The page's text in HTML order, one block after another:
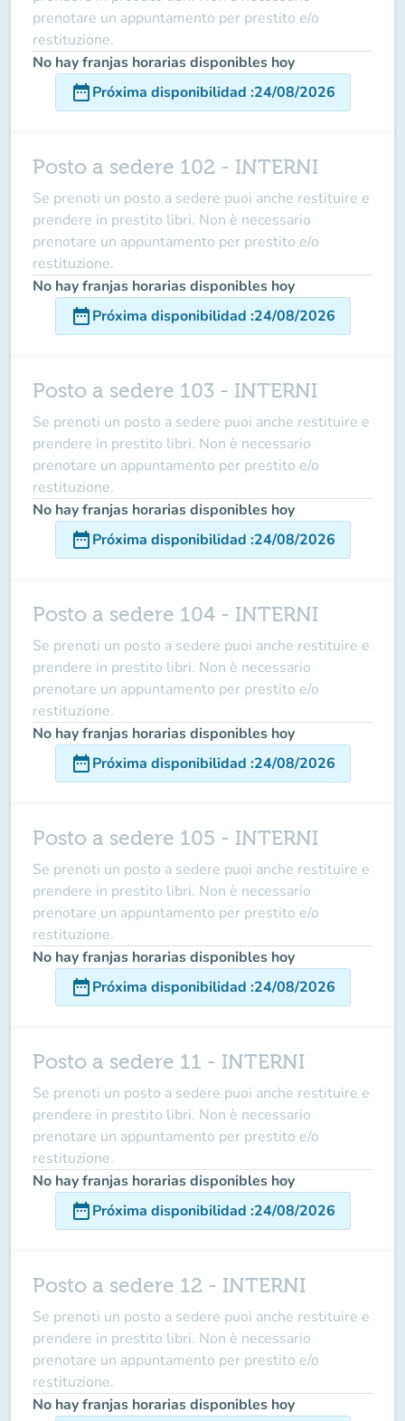
prenotare un appuntamento per prestito e/o
restituzione.
No hay franjas horarias disponibles hoy
date_rangePróxima disponibilidad :24/08/2026
Posto a sedere 102 - INTERNI
Se prenoti un posto a sedere puoi anche restituire e
prendere in prestito libri. Non è necessario
prenotare un appuntamento per prestito e/o
restituzione.
No hay franjas horarias disponibles hoy
date_rangePróxima disponibilidad :24/08/2026
Posto a sedere 103 - INTERNI
Se prenoti un posto a sedere puoi anche restituire e
prendere in prestito libri. Non è necessario
prenotare un appuntamento per prestito e/o
restituzione.
No hay franjas horarias disponibles hoy
date_rangePróxima disponibilidad :24/08/2026
Posto a sedere 104 - INTERNI
Se prenoti un posto a sedere puoi anche restituire e
prendere in prestito libri. Non è necessario
prenotare un appuntamento per prestito e/o
restituzione.
No hay franjas horarias disponibles hoy
date_rangePróxima disponibilidad :24/08/2026
Posto a sedere 105 - INTERNI
Se prenoti un posto a sedere puoi anche restituire e
prendere in prestito libri. Non è necessario
prenotare un appuntamento per prestito e/o
restituzione.
No hay franjas horarias disponibles hoy
date_rangePróxima disponibilidad :24/08/2026
Posto a sedere 11 - INTERNI
Se prenoti un posto a sedere puoi anche restituire e
prendere in prestito libri. Non è necessario
prenotare un appuntamento per prestito e/o
restituzione.
No hay franjas horarias disponibles hoy
date_rangePróxima disponibilidad :24/08/2026
Posto a sedere 12 - INTERNI
Se prenoti un posto a sedere puoi anche restituire e
prendere in prestito libri. Non è necessario
prenotare un appuntamento per prestito e/o
restituzione.
No hay franjas horarias disponibles hoy